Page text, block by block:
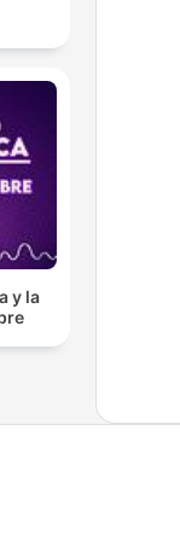
y la